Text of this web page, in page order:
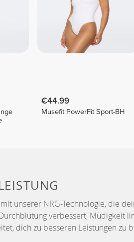
€44.99
Musefit PowerFit Sport-BH
unserer NRG-Technologie, die
verbessert, Müdigkeit
dich zu besseren Leistungen zu